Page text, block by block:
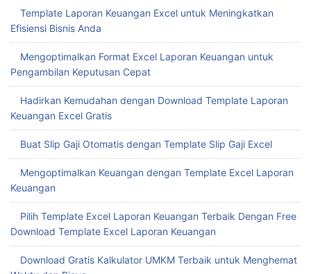
Template Laporan Keuangan Excel untuk Meningkatkan
Efisiensi Bisnis Anda
Mengoptimalkan Format Excel Laporan Keuangan untuk
Pengambilan Keputusan Cepat
Hadirkan Kemudahan dengan Download Template Laporan
Keuangan Excel Gratis
Buat Slip Gaji Otomatis dengan Template Slip Gaji Excel
Mengoptimalkan Keuangan dengan Template Excel Laporan
Keuangan
Pilih Template Excel Laporan Keuangan Terbaik Dengan Free
Download Template Excel Laporan Keuangan
Download Gratis Kalkulator UMKM Terbaik untuk Menghemat